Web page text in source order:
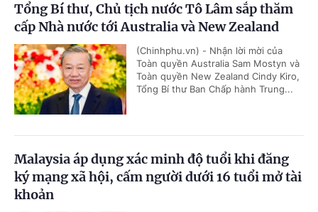
Tổng Bí thư, Chủ tịch nước Tô Lâm sắp thăm
cấp Nhà nước tới Australia và New Zealand
(Chinhphu.vn) - Nhận lời mời của
Toàn quyền Australia Sam Mostyn và
Toàn quyền New Zealand Cindy Kiro,
Tổng Bí thư Ban Chấp hành Trung...
Malaysia áp dụng xác minh độ tuổi khi đăng
ký mạng xã hội, cấm người dưới 16 tuổi mở tài
khoản